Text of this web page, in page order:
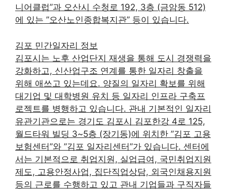
니어클럽”과 오산시 수청로 192, 3층 (금암동 512)
에 있는 ”오산노인종합복지관” 등이 있습니다.
김포 민간일자리 정보
김포시는 노후 산업단지 재생을 통해 도시 경쟁력을
강화하고, 신산업구조 연계를 통한 일자리 창출을
위해 애쓰고 있는데요. 양질의 일자리 확보를 위해
대기업 및 대학병원 유치 등 일자리 인프라 구축프
로젝트를 병행하고 있습니다. 관내 기본적인 일자리
유관기관으로는 경기도 김포시 김포한강 4로 125,
월드타워 빌딩 3~5층 (장기동)에 위치한 ”김포 고용
보험센터”와 ”김포 일자리센터”가 있습니다. 센터에
서는 기본적으로 취업지원, 실업급여, 국민취업지원
제도, 고용안정사업, 집단직업상담, 외국인채용지원
등의 근로를 수행하고 있고 관내 기업들과 구직자들